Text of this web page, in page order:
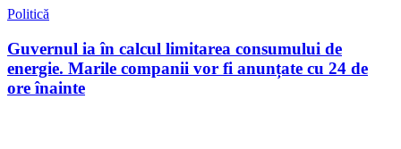
Politică
Guvernul ia în calcul limitarea consumului de
energie. Marile companii vor fi anunțate cu 24 de
ore înainte